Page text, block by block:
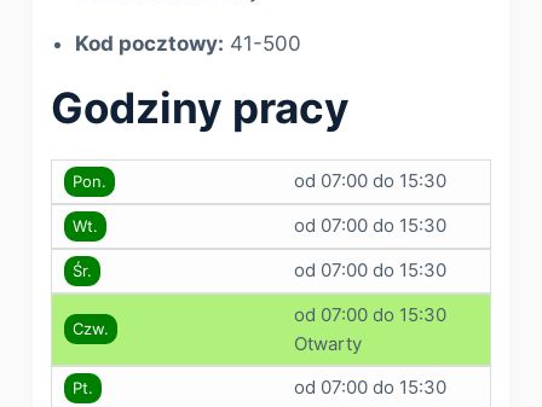
Kod pocztowy: 41-500
Godziny pracy
Pon. od 07:00 do 15:30
Wt. od 07:00 do 15:30
Śr. od 07:00 do 15:30
Czw.
od 07:00 do 15:30
Otwarty
Pt. od 07:00 do 15:30